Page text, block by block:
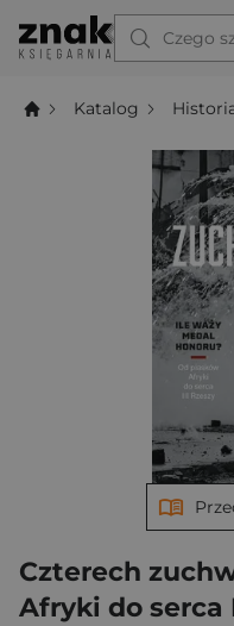
Czego
Katalog
Czterech
Afryki do serca